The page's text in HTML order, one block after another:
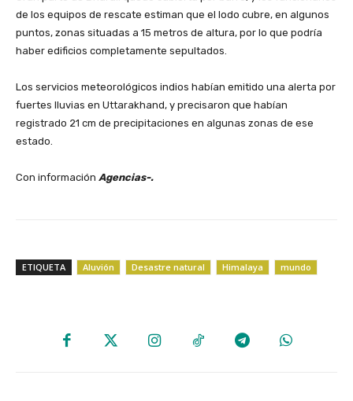
de los equipos de rescate estiman que el lodo cubre, en algunos
puntos, zonas situadas a 15 metros de altura, por lo que podría
haber edificios completamente sepultados.
‎Los servicios meteorológicos indios habían emitido una alerta por
fuertes lluvias en Uttarakhand, y precisaron que habían
registrado 21 cm de precipitaciones en algunas zonas de ese
estado.
‎Con información Agencias-.
ETIQUETA Aluvión Desastre natural Himalaya mundo